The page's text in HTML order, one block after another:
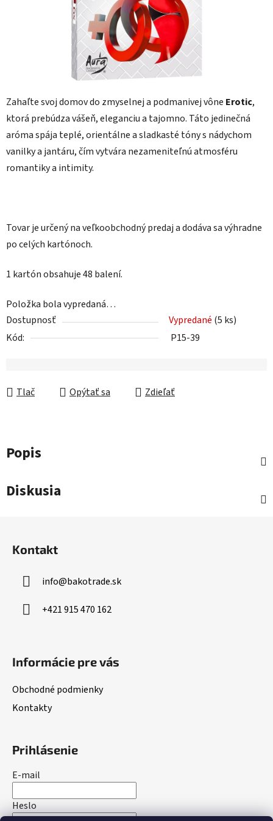
Zahaľte svoj domov do zmyselnej a podmanivej vône Erotic,
ktorá prebúdza vášeň, eleganciu a tajomno. Táto jedinečná
aróma spája teplé, orientálne a sladkasté tóny s nádychom
vanilky a jantáru, čím vytvára nezameniteľnú atmosféru
romantiky a intimity.
Tovar je určený na veľkoobchodný predaj a dodáva sa výhradne
po celých kartónoch.
1 kartón obsahuje 48 balení.
Položka bola vypredaná…
Dostupnosť
Vypredané (5 ks)
Kód:
P15-39
Tlač Opýtať sa Zdieľať
Popis
Diskusia
Kontakt
info@bakotrade.sk
+421 915 470 162
Informácie pre vás
Obchodné podmienky
Kontakty
Prihlásenie
E-mail
Heslo